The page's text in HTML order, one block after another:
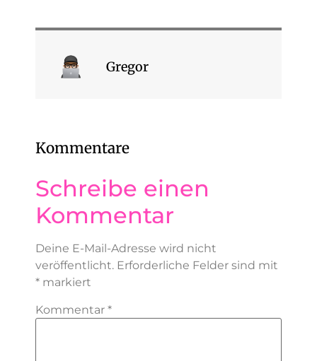
Gregor
Kommentare
Schreibe einen
Kommentar
Deine E-Mail-Adresse wird nicht
veröffentlicht. Erforderliche Felder sind mit
* markiert
Kommentar *